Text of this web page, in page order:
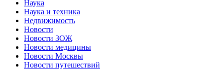
Наука
Наука и техника
Недвижимость
Новости
Новости ЗОЖ
Новости медицины
Новости Москвы
Новости путешествий